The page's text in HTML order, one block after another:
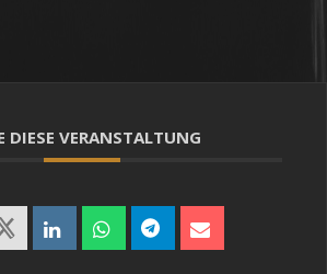
DIESE VERANSTALTUNG